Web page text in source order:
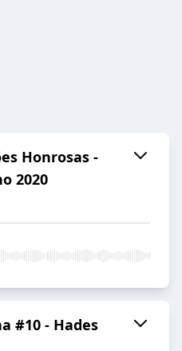
Honrosas -
2020
#10 - Hades